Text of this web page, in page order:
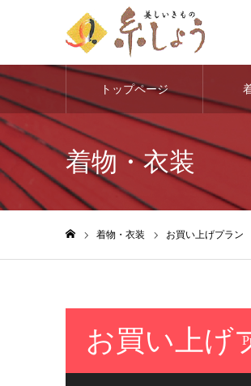
トップページ
着物・衣装
着物・衣装 お買い上げプラン
お買い上げ